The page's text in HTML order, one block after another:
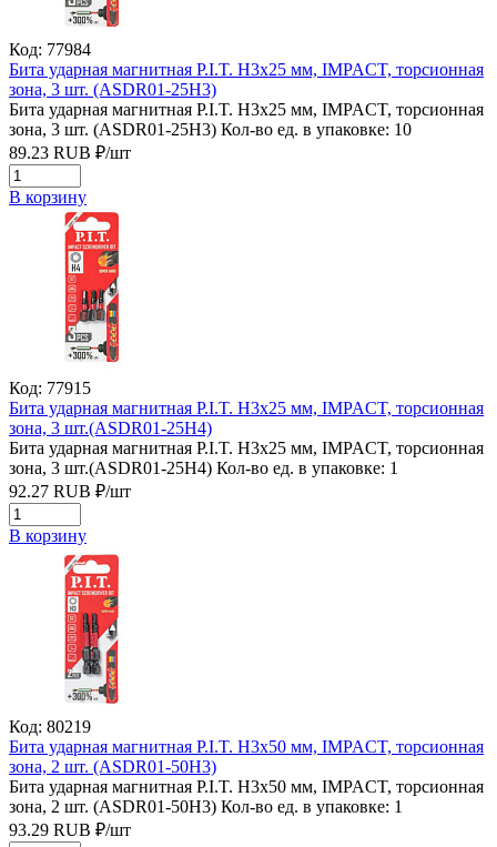
Код: 77984
Бита ударная магнитная P.I.T. H3x25 мм, IMPACT, торсионная
зона, 3 шт. (ASDR01-25H3)
Бита ударная магнитная P.I.T. H3x25 мм, IMPACT, торсионная
зона, 3 шт. (ASDR01-25H3) Кол-во ед. в упаковке: 10
89.23 RUB ₽/шт
В корзину
Код: 77915
Бита ударная магнитная P.I.T. H3x25 мм, IMPACT, торсионная
зона, 3 шт.(ASDR01-25H4)
Бита ударная магнитная P.I.T. H3x25 мм, IMPACT, торсионная
зона, 3 шт.(ASDR01-25H4) Кол-во ед. в упаковке: 1
92.27 RUB ₽/шт
В корзину
Код: 80219
Бита ударная магнитная P.I.T. H3x50 мм, IMPACT, торсионная
зона, 2 шт. (ASDR01-50H3)
Бита ударная магнитная P.I.T. H3x50 мм, IMPACT, торсионная
зона, 2 шт. (ASDR01-50H3) Кол-во ед. в упаковке: 1
93.29 RUB ₽/шт